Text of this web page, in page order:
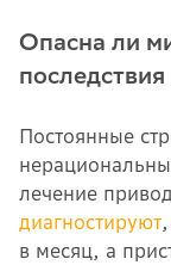
Опасна ли
последствия
Постоянные
лечение
диагностируют
в месяц, а